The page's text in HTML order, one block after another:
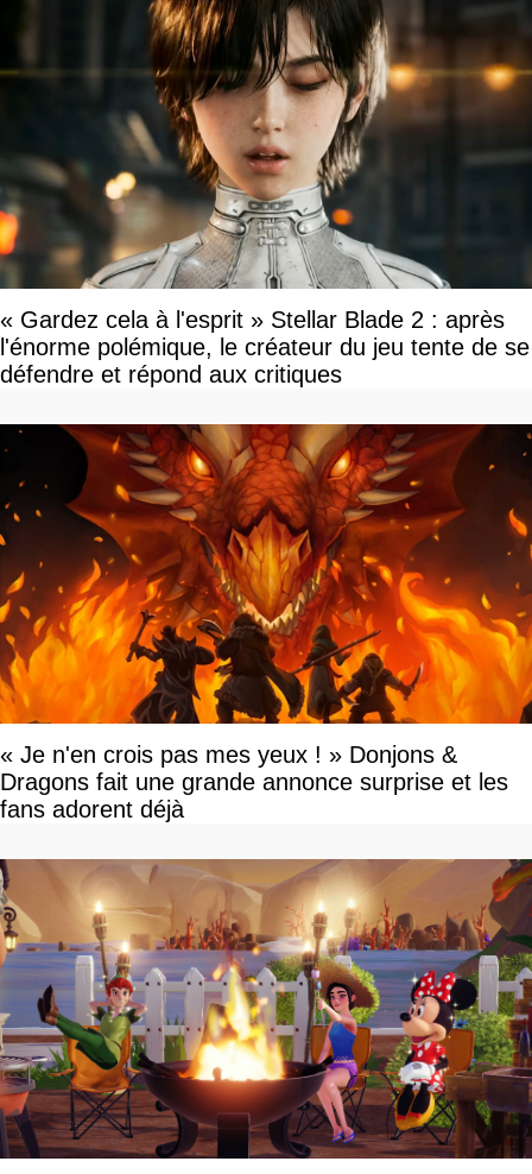
« Gardez cela à l'esprit » Stellar Blade 2 : après
l'énorme polémique, le créateur du jeu tente de se
défendre et répond aux critiques
« Je n'en crois pas mes yeux ! » Donjons &
Dragons fait une grande annonce surprise et les
fans adorent déjà